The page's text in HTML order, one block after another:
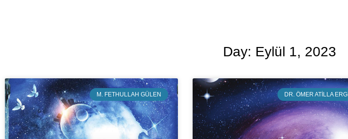
Day: Eylül 1, 2023
M. FETHULLAH GÜLEN DR. ÖMER ATILLA ERGI